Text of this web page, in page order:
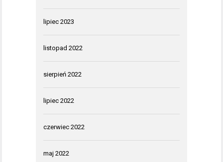
lipiec 2023
listopad 2022
sierpień 2022
lipiec 2022
czerwiec 2022
maj 2022